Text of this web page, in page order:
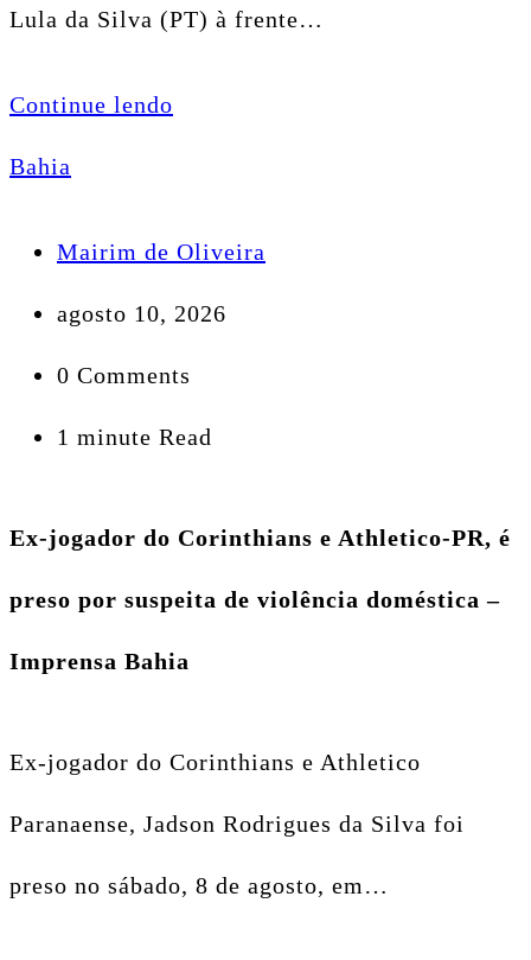
Lula da Silva (PT) à frente…
Continue lendo
Bahia
Mairim de Oliveira
agosto 10, 2026
0 Comments
1 minute Read
Ex-jogador do Corinthians e Athletico-PR, é
preso por suspeita de violência doméstica –
Imprensa Bahia
Ex-jogador do Corinthians e Athletico
Paranaense, Jadson Rodrigues da Silva foi
preso no sábado, 8 de agosto, em…